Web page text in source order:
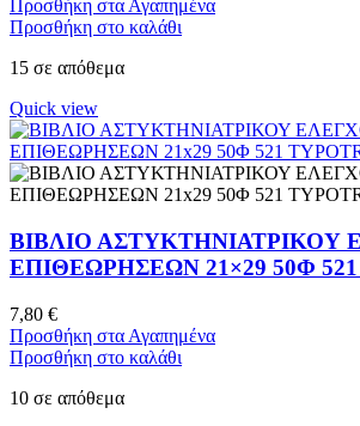
Προσθήκη στα Αγαπημένα
Προσθήκη στο καλάθι
15 σε απόθεμα
Quick view
ΒΙΒΛΙΟ ΑΣΤΥΚΤΗΝΙΑΤΡΙΚΟΥ
ΕΠΙΘΕΩΡΗΣΕΩΝ 21×29 50Φ 521
7,80 €
Προσθήκη στα Αγαπημένα
Προσθήκη στο καλάθι
10 σε απόθεμα